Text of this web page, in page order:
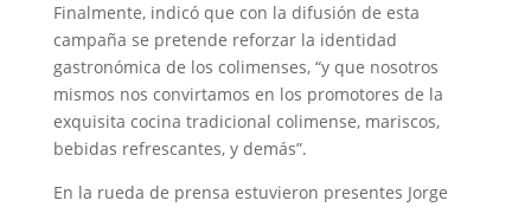
Finalmente, indicó que con la difusión de esta
campaña se pretende reforzar la identidad
gastronómica de los colimenses, “y que nosotros
mismos nos convirtamos en los promotores de la
exquisita cocina tradicional colimense, mariscos,
bebidas refrescantes, y demás”.
En la rueda de prensa estuvieron presentes Jorge